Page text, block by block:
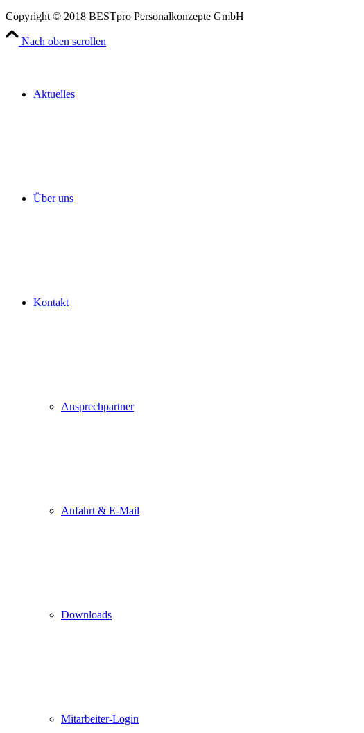
Aktuelles
Über uns
Kontakt
Ansprechpartner
Anfahrt & E-Mail
Downloads
Mitarbeiter-Login
Copyright © 2018 BESTpro Personalkonzepte GmbH
Nach oben scrollen